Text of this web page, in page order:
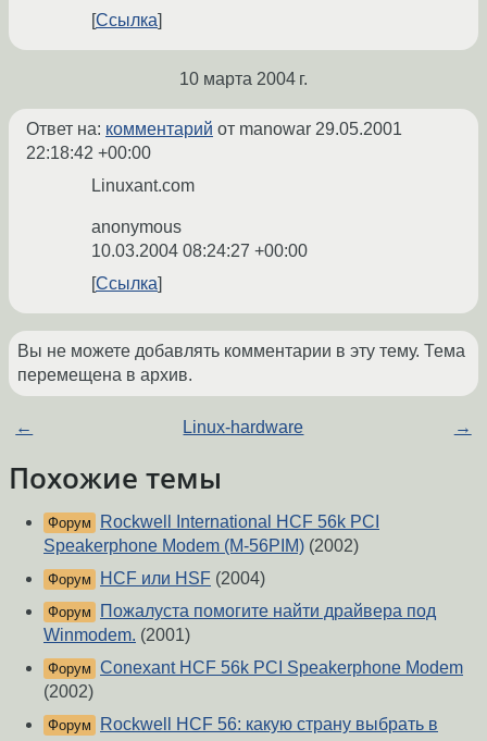
Ссылка
10 марта 2004 г.
Ответ на: комментарий от manowar 29.05.2001
22:18:42 +00:00
Linuxant.com
anonymous
10.03.2004 08:24:27 +00:00
Ссылка
Вы не можете добавлять комментарии в эту тему. Тема
перемещена в архив.
← Linux-hardware →
Похожие темы
Форум
Rockwell International HCF 56k PCI
Speakerphone Modem (M-56PIM) (2002)
Форум HCF или HSF (2004)
Форум
Пожалуста помогите найти драйвера под
Winmodem. (2001)
Форум Conexant HCF 56k PCI Speakerphone Modem
(2002)
Форум
Rockwell HCF 56: какую страну выбрать в